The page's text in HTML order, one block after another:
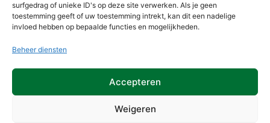
surfgedrag of unieke ID's op deze site verwerken. Als je geen
toestemming geeft of uw toestemming intrekt, kan dit een nadelige
invloed hebben op bepaalde functies en mogelijkheden.
Beheer diensten
Accepteren
Weigeren
Contact (BB) bomen
026-3010012
info@bbbomen.nl
Privacy- en cookieverklaring